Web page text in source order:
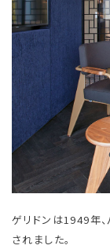
ゲリドンは1949年
されました。